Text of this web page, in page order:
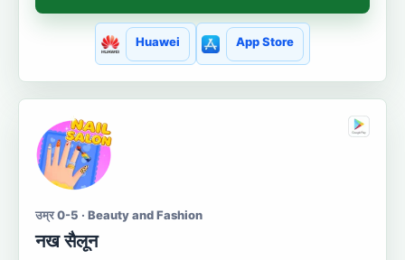
Huawei App Store
उम्र 0-5 · Beauty and Fashion
नख सैलून